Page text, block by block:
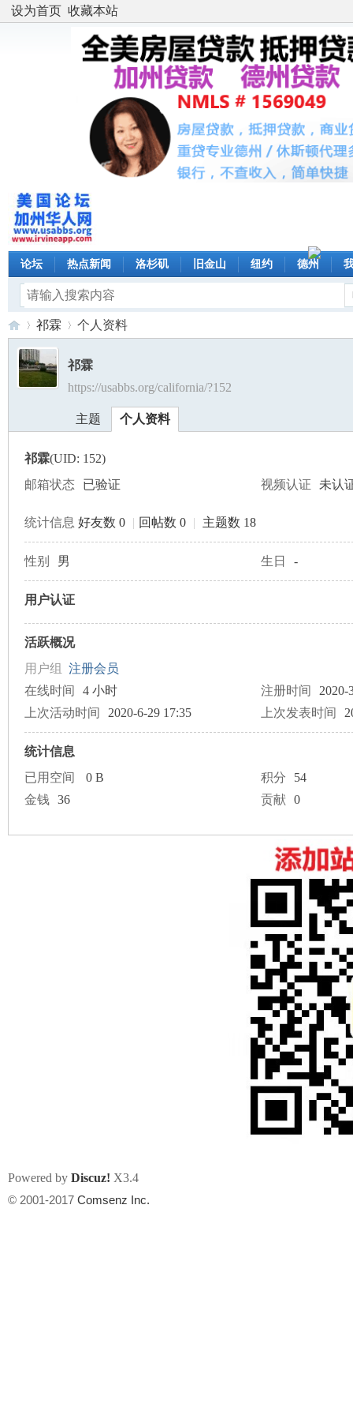
设为首页 收藏本站
论坛 热点新闻 洛杉矶 旧金山 纽约 德州
美
州
›
祁霖 个人资料
祁霖
https://usabbs.org/california/?152
主题 个人资料
祁霖(UID: 152)
邮箱状态
已验证 视频认证 未认
统计信息 好友数 0 | 回帖数 0 | 主题数 18
性别 男 生日 -
用户认证
活跃概况
用户组 注册会员
在线时间
4 小时 注册时间
2020-
上次活动时间
2020-6-29 17:35 上次发表时间
统计信息
已用空间
0 B 积分
54
金钱
36 贡献 0
Powered by Discuz! X3.4
© 2001-2017 Comsenz Inc.